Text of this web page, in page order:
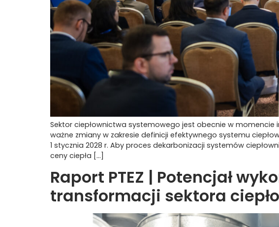
Sektor ciepłownictwa systemowego jest obecnie w momencie
ważne zmiany w zakresie definicji efektywnego systemu
1 stycznia 2028 r. Aby proces dekarbonizacji systemów
ceny ciepła […]
Raport PTEZ | Potencjał
transformacji sektora